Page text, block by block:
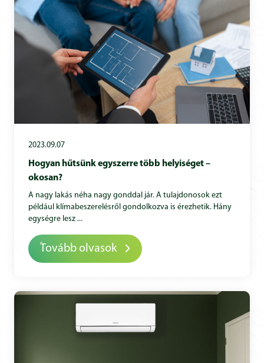
2023.09.07
Hogyan hűtsünk egyszerre több helyiséget –
okosan?
A nagy lakás néha nagy gonddal jár. A tulajdonosok ezt
például klímabeszerelésről gondolkozva is érezhetik. Hány
egységre lesz ...
Tovább olvasok